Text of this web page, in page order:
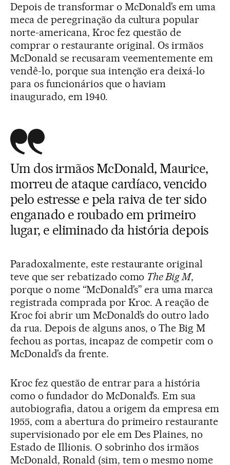
Depois de transformar o McDonald’s em uma
meca de peregrinação da cultura popular
norte-americana, Kroc fez questão de
comprar o restaurante original. Os irmãos
McDonald se recusaram veementemente em
vendê-lo, porque sua intenção era deixá-lo
para os funcionários que o haviam
inaugurado, em 1940.
Um dos irmãos McDonald, Maurice,
morreu de ataque cardíaco, vencido
pelo estresse e pela raiva de ter sido
enganado e roubado em primeiro
lugar, e eliminado da história depois
Paradoxalmente, este restaurante original
teve que ser rebatizado como The Big M,
porque o nome “McDonald’s” era uma marca
registrada comprada por Kroc. A reação de
Kroc foi abrir um McDonald’s do outro lado
da rua. Depois de alguns anos, o The Big M
fechou as portas, incapaz de competir com o
McDonald’s da frente.
Kroc fez questão de entrar para a história
como o fundador do McDonald’s. Em sua
autobiografia, datou a origem da empresa em
1955, com a abertura do primeiro restaurante
supervisionado por ele em Des Plaines, no
Estado de Illionis. O sobrinho dos irmãos
McDonald, Ronald (sim, tem o mesmo nome